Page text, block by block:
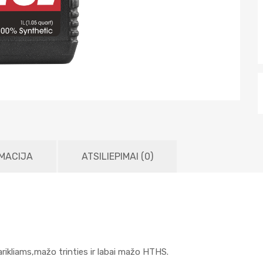
ATSILIEPIMAI (0)
trinties ir labai mažo HTHS.